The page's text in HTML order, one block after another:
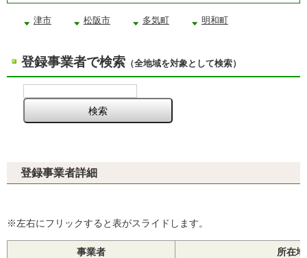
津市 松阪市 多気町 明和町
登録事業者で検索 （全地域を対象として検索）
登録事業者詳細
※左右にフリックすると表がスライドします。
事業者 所在地